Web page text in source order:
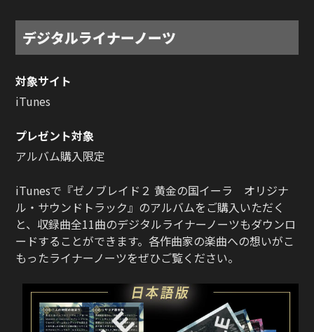
デジタルライナーノーツ
対象サイト
iTunes
プレゼント対象
アルバム購入限定
iTunesで『ゼノブレイド２ 黄金の国イーラ オリジナ
ル・サウンドトラック』のアルバムをご購入いただく
と、収録曲全11曲のデジタルライナーノーツもダウンロ
ードすることができます。各作曲家の楽曲への想いがこ
もったライナーノーツをぜひご覧ください。